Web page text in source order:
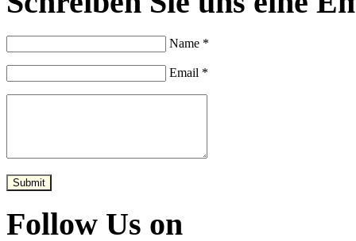
Name *
Email *
Submit
Follow Us on